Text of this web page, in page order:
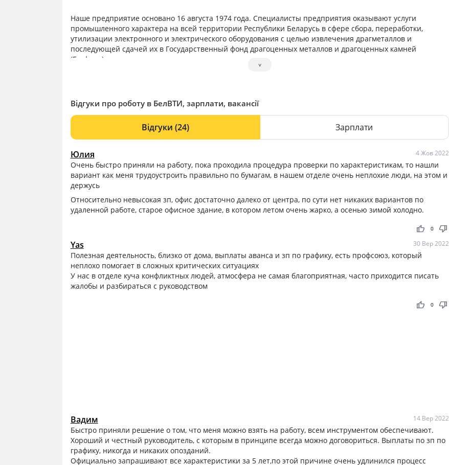
Наше предприятие основано 16 августа 1974 года. Специалисты предприятия оказывают услуги
промышленного характера на всей территории Республики Беларусь в сфере сбора, переработки,
утилизации электронного и электрического оборудования с целью извлечения драгметаллов и
последующей сдачей их в Государственный фонд драгоценных металлов и драгоценных камней
(Госфонд).
В настоящее время к системе предприятий «БелВТИ» относятся:
– Унитарное предприятие «Гомель ВТИ»,
– Унитарное предприятие «Могилев ВТИ»,
– ОАО «Брест ВТИ».
˅
Відгуки про роботу в БелВТИ, зарплати, вакансії
Відгуки (24) Зарплати
Юлия 4 Жов 2022
Очень быстро приняли на работу, пока проходила процедура проверки по характеристикам, то нашли
вариант как меня трудоустроить правильно по бумагам, в нашем отделе очень неплохие люди, на этом и
держусь
Относительно невысокая зп, офис достаточно далеко от центра, по сути нет никаких вариантов по
удаленной работе, старое офисное здание, в котором летом очень жарко, а осенью зимой холодно.
thumb_up thumb_down
0
Yas 30 Вер 2022
Полезная деятельность, близко от дома, выплаты аванса и зп по графику, есть профсоюз, который
неплохо помогает в сложных критических ситуациях
У нас в отделе куча конфликтных людей, атмосфера не самая благоприятная, часто приходится писать
жалобы и разбираться с руководством
thumb_up thumb_down
0
Вадим 14 Вер 2022
Быстро приняли решение о том, что меня можно взять на работу, всем инструментом обеспечивают.
Хороший и честный руководитель, с которым в принципе всегда можно договориться. Выплаты по зп по
графику, никогда и никаких опозданий.
Официально запрашивают все характеристики за 5 лет,по этой причине очень удлинился процесс